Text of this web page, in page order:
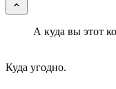
А куда вы этот
Куда угодно.